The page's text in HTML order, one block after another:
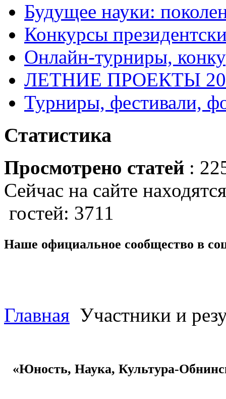
Будущее науки:
Конкурсы
Онлайн-турниры,
ЛЕТНИЕ ПРОЕКТЫ
Турниры, фестивали,
Статистика
Просмотрено статей :
Сейчас на сайте
гостей: 3711
Наше официальное сообщество в
Главная Участники и
«Юность, Наука, Культура-